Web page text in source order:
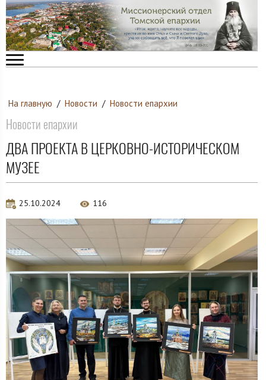
На главную / Новости / Новости епархии
Новости епархии
ДВА ПРОЕКТА В ЦЕРКОВНО-ИСТОРИЧЕСКОМ
МУЗЕЕ
25.10.2024 116